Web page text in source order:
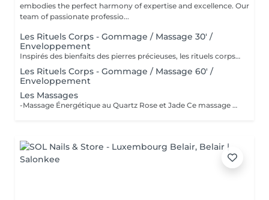
embodies the perfect harmony of expertise and excellence. Our
team of passionate professio...
Les Rituels Corps - Gommage / Massage 30' /
Enveloppement
Inspirés des bienfaits des pierres précieuses, les rituels corps Gemology associent techniques de massage expertes et actifs minéraux pour offrir un moment de détente absolue. Chaque soin est conçu pour rééquilibrer, hydrater, raffermir ou détoxifier la peau, tout en apaisant le corps et l'esprit. Une expérience sensorielle unique, où luxe et efficacité se rencontrent pour révéler l'éclat naturel de votre peau.
Les Rituels Corps - Gommage / Massage 60' /
Enveloppement
Les Massages
-Massage Énergétique au Quartz Rose et Jade Ce massage unique associe la puissance vibratoire des pierres précieuses à des manuvres profondes et relaxantes. Grâce au quartz rose et au jade, il rééquilibre les énergies, relâche les tensions et réveille l'éclat intérieur. Un véritable soin holistique, pour le corps et l'esprit. -Massage Ressourçant Future Maman Spécialement conçu pour accompagner la femme enceinte en douceur, ce massage soulage les tensions, améliore la circulation et procure une profonde sensation de bien-être. Réalisé avec des mouvements enveloppants et des produits adaptés, il offre un moment précieux de connexion avec soi et avec bébé.